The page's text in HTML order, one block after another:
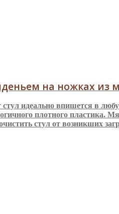
на ножках из
идеально впишется в
плотного пластика.
стул от возникших